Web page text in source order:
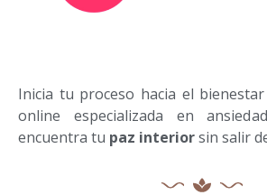
Inicia tu proceso hacia el
online especializada en
encuentra tu paz interiorsin salir